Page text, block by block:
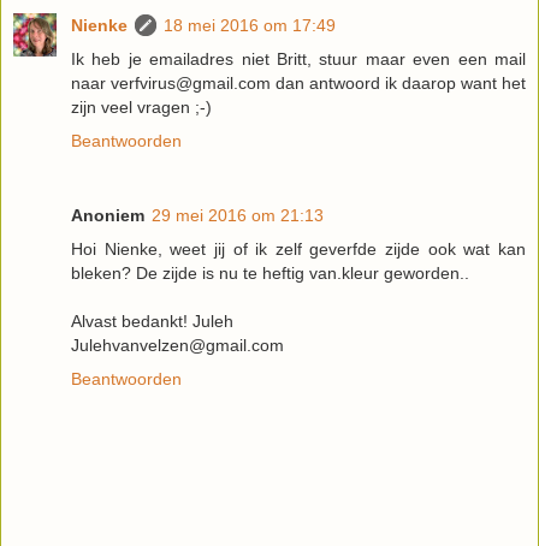
Nienke
18 mei 2016 om 17:49
Ik heb je emailadres niet Britt, stuur maar even een mail
naar verfvirus@gmail.com dan antwoord ik daarop want het
zijn veel vragen ;-)
Beantwoorden
Anoniem 29 mei 2016 om 21:13
Hoi Nienke, weet jij of ik zelf geverfde zijde ook wat kan
bleken? De zijde is nu te heftig van.kleur geworden..
Alvast bedankt! Juleh
Julehvanvelzen@gmail.com
Beantwoorden